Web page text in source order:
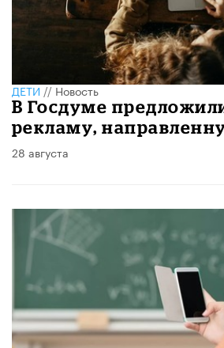
ДЕТИ//Новость
В Госдуме
рекламу,
28 августа